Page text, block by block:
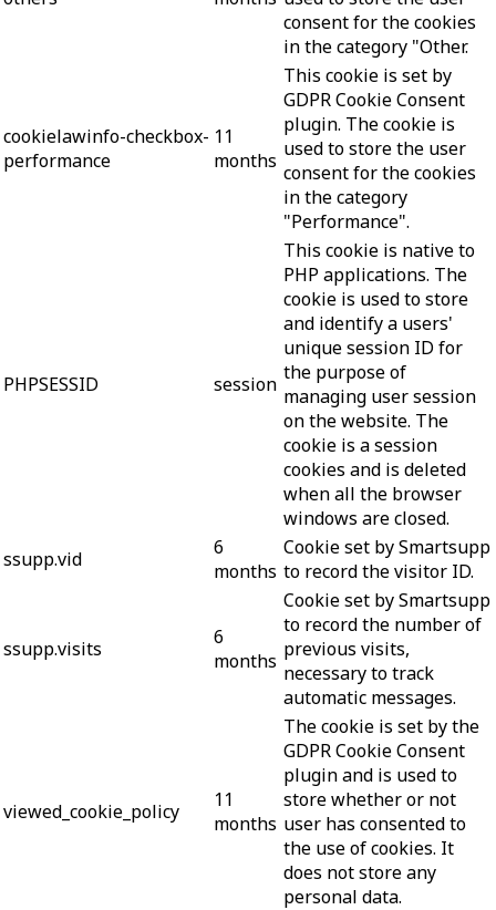
consent for the cookies
in the category "Other.
cookielawinfo-checkbox-
performance
11
months
This cookie is set by
GDPR Cookie Consent
plugin. The cookie is
used to store the user
consent for the cookies
in the category
"Performance".
PHPSESSID session
This cookie is native to
PHP applications. The
cookie is used to store
and identify a users'
unique session ID for
the purpose of
managing user session
on the website. The
cookie is a session
cookies and is deleted
when all the browser
windows are closed.
ssupp.vid
6
months
Cookie set by Smartsupp
to record the visitor ID.
ssupp.visits
6
months
Cookie set by Smartsupp
to record the number of
previous visits,
necessary to track
automatic messages.
viewed_cookie_policy
11
months
The cookie is set by the
GDPR Cookie Consent
plugin and is used to
store whether or not
user has consented to
the use of cookies. It
does not store any
personal data.